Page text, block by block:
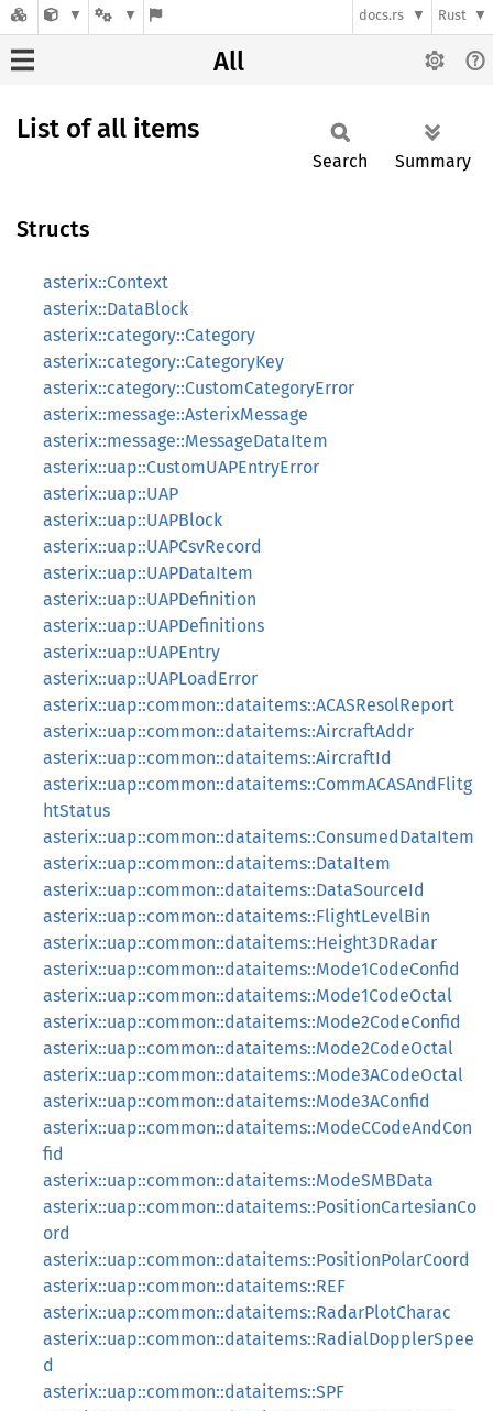
docs.rs Rust
All
List of all items
Search Summary
Structs
asterix::Context
asterix::DataBlock
asterix::category::Category
asterix::category::CategoryKey
asterix::category::CustomCategoryError
asterix::message::AsterixMessage
asterix::message::MessageDataItem
asterix::uap::CustomUAPEntryError
asterix::uap::UAP
asterix::uap::UAPBlock
asterix::uap::UAPCsvRecord
asterix::uap::UAPDataItem
asterix::uap::UAPDefinition
asterix::uap::UAPDefinitions
asterix::uap::UAPEntry
asterix::uap::UAPLoadError
asterix::uap::common::dataitems::ACASResolReport
asterix::uap::common::dataitems::AircraftAddr
asterix::uap::common::dataitems::AircraftId
asterix::uap::common::dataitems::CommACASAndFlitg
htStatus
asterix::uap::common::dataitems::ConsumedDataItem
asterix::uap::common::dataitems::DataItem
asterix::uap::common::dataitems::DataSourceId
asterix::uap::common::dataitems::FlightLevelBin
asterix::uap::common::dataitems::Height3DRadar
asterix::uap::common::dataitems::Mode1CodeConfid
asterix::uap::common::dataitems::Mode1CodeOctal
asterix::uap::common::dataitems::Mode2CodeConfid
asterix::uap::common::dataitems::Mode2CodeOctal
asterix::uap::common::dataitems::Mode3ACodeOctal
asterix::uap::common::dataitems::Mode3AConfid
asterix::uap::common::dataitems::ModeCCodeAndCon
fid
asterix::uap::common::dataitems::ModeSMBData
asterix::uap::common::dataitems::PositionCartesianCo
ord
asterix::uap::common::dataitems::PositionPolarCoord
asterix::uap::common::dataitems::REF
asterix::uap::common::dataitems::RadarPlotCharac
asterix::uap::common::dataitems::RadialDopplerSpee
d
asterix::uap::common::dataitems::SPF